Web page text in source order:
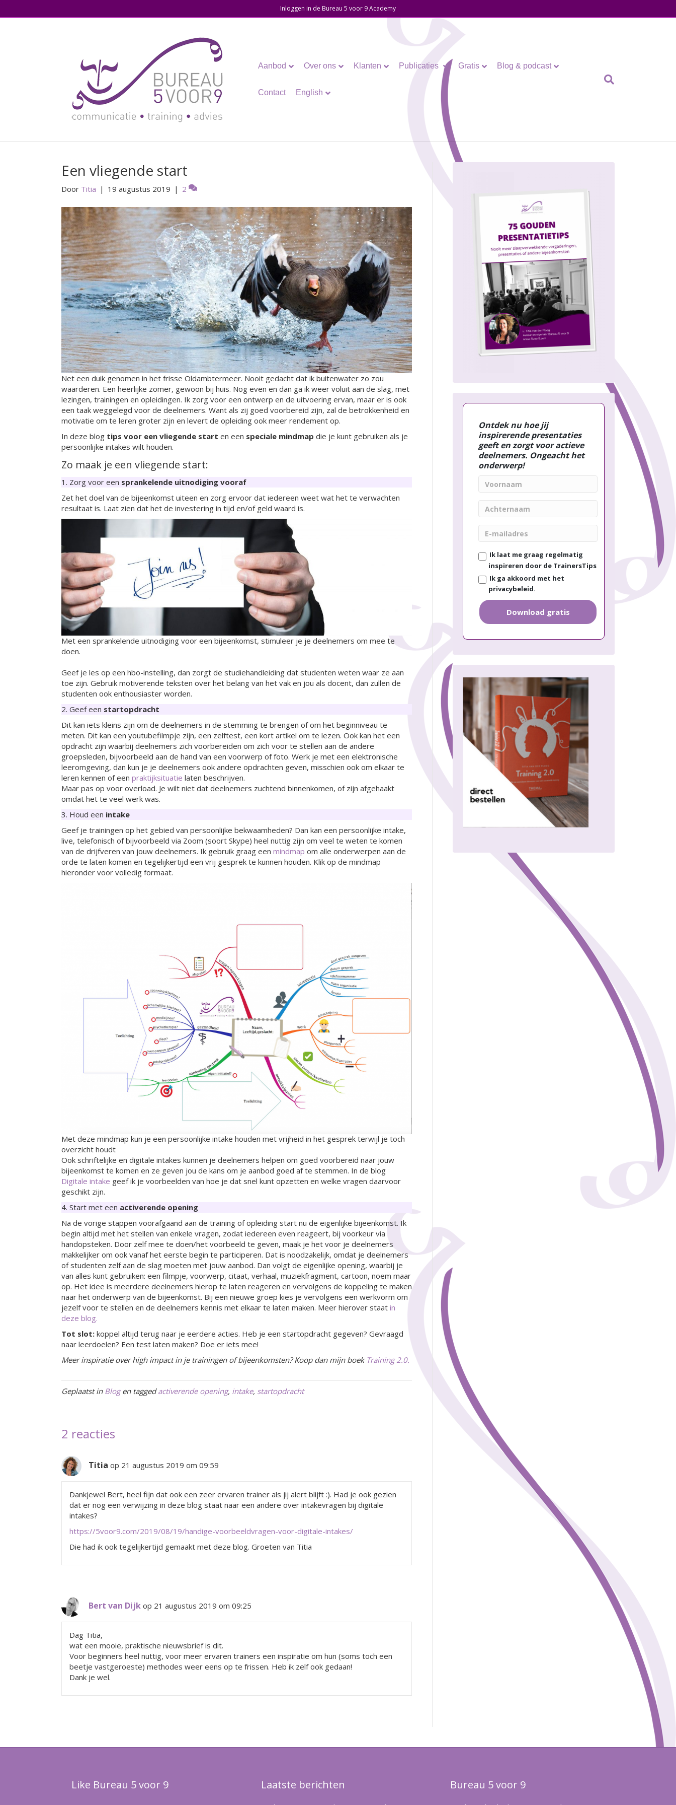
Inloggen in de Bureau 5 voor 9 Academy
Aanbod Over ons Klanten Publicaties Gratis Blog & podcast
Contact English
Een vliegende start
Door Titia | 19 augustus 2019 | 2
Net een duik genomen in het frisse Oldambtermeer. Nooit gedacht dat ik buitenwater zo zou
waarderen. Een heerlijke zomer, gewoon bij huis. Nog even en dan ga ik weer voluit aan de slag, met
lezingen, trainingen en opleidingen. Ik zorg voor een ontwerp en de uitvoering ervan, maar er is ook
een taak weggelegd voor de deelnemers. Want als zij goed voorbereid zijn, zal de betrokkenheid en
motivatie om te leren groter zijn en levert de opleiding ook meer rendement op.
In deze blog tips voor een vliegende start en een speciale mindmap die je kunt gebruiken als je
persoonlijke intakes wilt houden.
Zo maak je een vliegende start:
1. Zorg voor een sprankelende uitnodiging vooraf
Zet het doel van de bijeenkomst uiteen en zorg ervoor dat iedereen weet wat het te verwachten
resultaat is. Laat zien dat het de investering in tijd en/of geld waard is.
Met een sprankelende uitnodiging voor een bijeenkomst, stimuleer je je deelnemers om mee te
doen.
Geef je les op een hbo-instelling, dan zorgt de studiehandleiding dat studenten weten waar ze aan
toe zijn. Gebruik motiverende teksten over het belang van het vak en jou als docent, dan zullen de
studenten ook enthousiaster worden.
2. Geef een startopdracht
Dit kan iets kleins zijn om de deelnemers in de stemming te brengen of om het beginniveau te
meten. Dit kan een youtubefilmpje zijn, een zelftest, een kort artikel om te lezen. Ook kan het een
opdracht zijn waarbij deelnemers zich voorbereiden om zich voor te stellen aan de andere
groepsleden, bijvoorbeeld aan de hand van een voorwerp of foto. Werk je met een elektronische
leeromgeving, dan kun je je deelnemers ook andere opdrachten geven, misschien ook om elkaar te
leren kennen of een praktijksituatie laten beschrijven.
Maar pas op voor overload. Je wilt niet dat deelnemers zuchtend binnenkomen, of zijn afgehaakt
omdat het te veel werk was.
3. Houd een intake
Geef je trainingen op het gebied van persoonlijke bekwaamheden? Dan kan een persoonlijke intake,
live, telefonisch of bijvoorbeeld via Zoom (soort Skype) heel nuttig zijn om veel te weten te komen
van de drijfveren van jouw deelnemers. Ik gebruik graag een mindmap om alle onderwerpen aan de
orde te laten komen en tegelijkertijd een vrij gesprek te kunnen houden. Klik op de mindmap
hieronder voor volledig formaat.
Met deze mindmap kun je een persoonlijke intake houden met vrijheid in het gesprek terwijl je toch
overzicht houdt
Ook schriftelijke en digitale intakes kunnen je deelnemers helpen om goed voorbereid naar jouw
bijeenkomst te komen en ze geven jou de kans om je aanbod goed af te stemmen. In de blog
Digitale intake geef ik je voorbeelden van hoe je dat snel kunt opzetten en welke vragen daarvoor
geschikt zijn.
4. Start met een activerende opening
Na de vorige stappen voorafgaand aan de training of opleiding start nu de eigenlijke bijeenkomst. Ik
begin altijd met het stellen van enkele vragen, zodat iedereen even reageert, bij voorkeur via
handopsteken. Door zelf mee te doen/het voorbeeld te geven, maak je het voor je deelnemers
makkelijker om ook vanaf het eerste begin te participeren. Dat is noodzakelijk, omdat je deelnemers
of studenten zelf aan de slag moeten met jouw aanbod. Dan volgt de eigenlijke opening, waarbij je
van alles kunt gebruiken: een filmpje, voorwerp, citaat, verhaal, muziekfragment, cartoon, noem maar
op. Het idee is meerdere deelnemers hierop te laten reageren en vervolgens de koppeling te maken
naar het onderwerp van de bijeenkomst. Bij een nieuwe groep kies je vervolgens een werkvorm om
jezelf voor te stellen en de deelnemers kennis met elkaar te laten maken. Meer hierover staat in
deze blog.
Tot slot: koppel altijd terug naar je eerdere acties. Heb je een startopdracht gegeven? Gevraagd
naar leerdoelen? Een test laten maken? Doe er iets mee!
Meer inspiratie over high impact in je trainingen of bijeenkomsten? Koop dan mijn boek Training 2.0.
Geplaatst in Blogen taggedactiverende opening, intake, startopdracht
2 reacties
Titia op 21 augustus 2019 om 09:59
Dankjewel Bert, heel fijn dat ook een zeer ervaren trainer als jij alert blijft :). Had je ook gezien
dat er nog een verwijzing in deze blog staat naar een andere over intakevragen bij digitale
intakes?
https://5voor9.com/2019/08/19/handige-voorbeeldvragen-voor-digitale-intakes/
Die had ik ook tegelijkertijd gemaakt met deze blog. Groeten van Titia
Bert van Dijk op 21 augustus 2019 om 09:25
Dag Titia,
wat een mooie, praktische nieuwsbrief is dit.
Voor beginners heel nuttig, voor meer ervaren trainers een inspiratie om hun (soms toch een
beetje vastgeroeste) methodes weer eens op te frissen. Heb ik zelf ook gedaan!
Dank je wel.
Ontdek nu hoe jij
inspirerende presentaties
geeft en zorgt voor actieve
deelnemers. Ongeacht het
onderwerp!
o
o
a
m
c
h
r
a
a
-
a
l
r
e
Ik laat me graag regelmatig
inspireren door de TrainersTips
Ik ga akkoord met het
privacybeleid.
Download gratis
Like Bureau 5 voor 9 Laatste berichten Bureau 5 voor 9